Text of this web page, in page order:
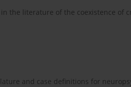
the literature of the coexistence of
and case definitions for